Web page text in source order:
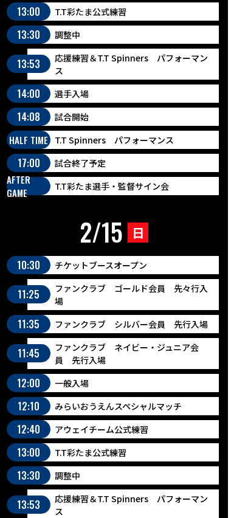
13:00 T.T彩たま公式練習
13:30 調整中
13:53
応援練習＆T.T Spinners パフォーマン
ス
14:00 選手入場
14:08 試合開始
HALF TIME T.T Spinners パフォーマンス
17:00 試合終了予定
AFTER
GAME
T.T彩たま選手・監督サイン会
2/15 日
10:30 チケットブースオープン
11:25
ファンクラブ ゴールド会員 先々行入
場
11:35 ファンクラブ シルバー会員 先行入場
11:45
ファンクラブ ネイビー・ジュニア会
員 先行入場
12:00 一般入場
12:10 みらいおうえんスペシャルマッチ
12:40 アウェイチーム公式練習
13:00 T.T彩たま公式練習
13:30 調整中
13:53
応援練習＆T.T Spinners パフォーマン
ス